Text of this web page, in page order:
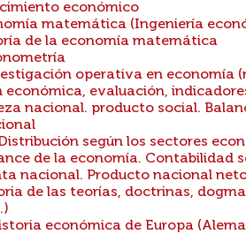
económico
matemática (Ingeniería
de la economía matemática
operativa en economía
evaluación,
nacional. producto social.
según los sectores
de la economía. Contabilidad
nacional. Producto nacional
de las teorías, doctrinas,
económica de Europa